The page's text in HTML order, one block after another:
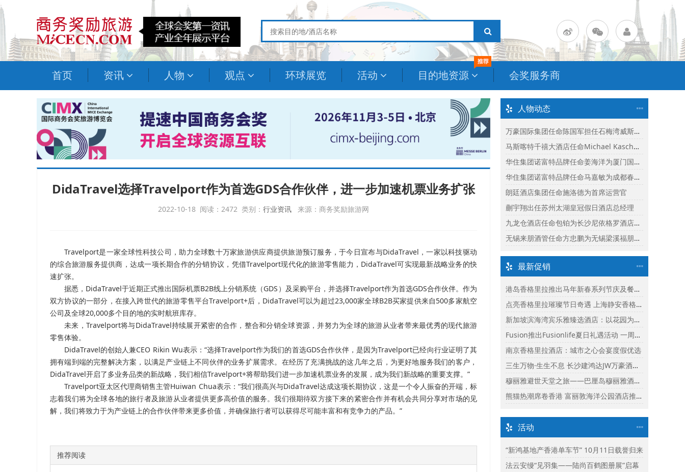
首页 资讯 人物 观点 环球展览 活动 目的地资源 会奖服务商
DidaTravel选择Travelport作为首选GDS合作伙伴，进一步加速机票业务扩张
2022-10-18 阅读：2472 类别： 行业资讯 来源：商务奖励旅游网
Travelport是一家全球性科技公司，助力全球数十万家旅游供应商提供旅游预订服务，于今日宣布与DidaTravel，一家以科技驱动
的综合旅游服务提供商，达成一项长期合作的分销协议，凭借Travelport现代化的旅游零售能力，DidaTravel可实现最新战略业务的快
速扩张。
据悉，DidaTravel于近期正式推出国际机票B2B线上分销系统（GDS）及采购平台，并选择Travelport作为首选GDS合作伙伴。作为
双方协议的一部分，在接入跨世代的旅游零售平台Travelport+后，DidaTravel可以为超过23,000家全球B2B买家提供来自500多家航空
公司及全球20,000多个目的地的实时航班库存。
未来，Travelport将与DidaTravel持续展开紧密的合作，整合和分销全球资源，并努力为全球的旅游从业者带来最优秀的现代旅游
零售体验。
DidaTravel的创始人兼CEO Rikin Wu表示：“选择Travelport作为我们的首选GDS合作伙伴，是因为Travelport已经向行业证明了其
拥有端到端的完整解决方案，以满足产业链上不同伙伴的业务扩展需求。在经历了充满挑战的这几年之后，为更好地服务我们的客户，
DidaTravel开启了多业务品类的新战略，我们相信Travelport+将帮助我们进一步加速机票业务的发展，成为我们新战略的重要支撑。”
Travelport亚太区代理商销售主管Huiwan Chua表示：“我们很高兴与DidaTravel达成这项长期协议，这是一个令人振奋的开端，标
志着我们将为全球各地的旅行者及旅游从业者提供更多高价值的服务。我们很期待双方接下来的紧密合作并有机会共同分享对市场的见
解，我们将致力于为产业链上的合作伙伴带来更多价值，并确保旅行者可以获得尽可能丰富和有竞争力的产品。”
推荐阅读
人物动态
万豪国际集团任命陈国军担任石梅湾威斯汀度假酒店总经理
马斯喀特千禧大酒店任命Michael Kasch为酒店总经理
华住集团诺富特品牌任命姜海洋为厦门国际会议中心诺富特酒店总经理
华住集团诺富特品牌任命马嘉敏为成都春熙路诺富特酒店总经理
朗廷酒店集团任命施洛德为首席运营官
蒯宇翔出任苏州太湖皇冠假日酒店总经理
九龙仓酒店任命包铂为长沙尼依格罗酒店及长沙玛珂酒店区域总经理
无锡来朋酒管任命方忠鹏为无锡梁溪福朋喜来登酒店总经理
最新促销
港岛香格里拉推出马年新春系列节庆及餐饮体验
点亮香格里拉璀璨节日奇遇 上海静安香格里拉推出缤纷献礼
新加坡滨海湾宾乐雅臻选酒店：以花园为幕，共庆新加坡60周年国庆盛宴
Fusion推出Fusionlife夏日礼遇活动 一周年志庆呈献迎新独家假期奖赏
南京香格里拉酒店：城市之心会宴度假优选
三生万物·生生不息 长沙建鸿达JW万豪酒店×Ralph Lauren Polo Earth开启可持续生活旅行美学
穆丽雅避世天堂之旅——巴厘岛穆丽雅酒店独家延住礼遇
熊猫热潮席卷香港 富丽敦海洋公园酒店推出“亲亲大熊猫住宿体验”
活动
“新鸿基地产香港单车节” 10月11日载誉归来
法云安缦“见羽集——陆尚百鹤图册展”启幕